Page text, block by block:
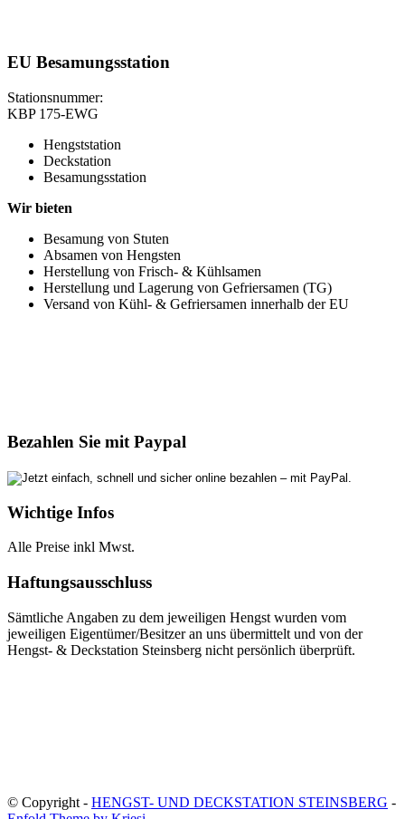
EU Besamungsstation
Stationsnummer:
KBP 175-EWG
Hengststation
Deckstation
Besamungsstation
Wir bieten
Besamung von Stuten
Absamen von Hengsten
Herstellung von Frisch- & Kühlsamen
Herstellung und Lagerung von Gefriersamen (TG)
Versand von Kühl- & Gefriersamen innerhalb der EU
Bezahlen Sie mit Paypal
Wichtige Infos
Alle Preise inkl Mwst.
Haftungsausschluss
Sämtliche Angaben zu dem jeweiligen Hengst wurden vom
jeweiligen Eigentümer/Besitzer an uns übermittelt und von der
Hengst- & Deckstation Steinsberg nicht persönlich überprüft.
© Copyright - HENGST- UND DECKSTATION STEINSBERG -